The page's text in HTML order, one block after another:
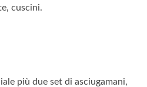
cuscini.
più due set di asciugamani,